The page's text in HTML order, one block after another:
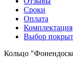
Сроки
Оплата
Комплектация
Выбор
Кольцо